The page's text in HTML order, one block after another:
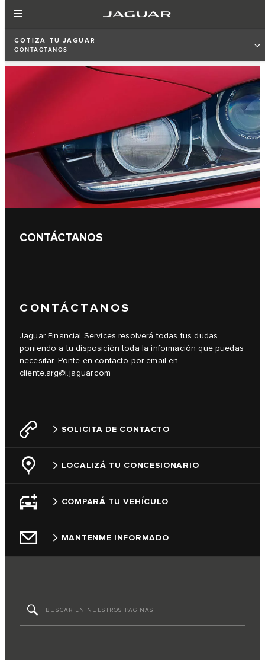
COTIZA TU JAGUAR
CONTÁCTANOS
CONTÁCTANOS
CONTÁCTANOS
Jaguar Financial Services resolverá todas tus dudas
poniendo a tu disposición toda la información que puedas
necesitar. Ponte en contacto por email en
cliente.arg@i.jaguar.com
SOLICITA DE CONTACTO
LOCALIZÁ TU CONCESIONARIO
COMPARÁ TU VEHÍCULO
MANTENME INFORMADO